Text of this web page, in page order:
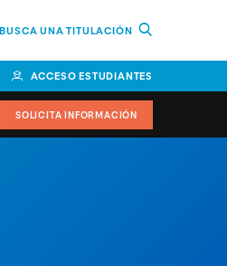
BUSCA UNA TITULACIÓN
ACCESO ESTUDIANTES
SOLICITA INFORMACIÓN